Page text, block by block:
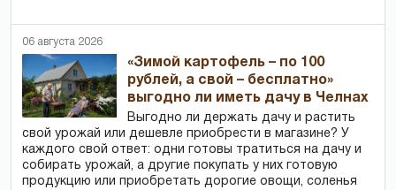
06 августа 2026
«Зимой картофель – по 100
рублей, а свой – бесплатно»
выгодно ли иметь дачу в Челнах
Выгодно ли держать дачу и растить
свой урожай или дешевле приобрести в магазине? У
каждого свой ответ: одни готовы тратиться на дачу и
собирать урожай, а другие покупать у них готовую
продукцию или приобретать дорогие овощи, соленья